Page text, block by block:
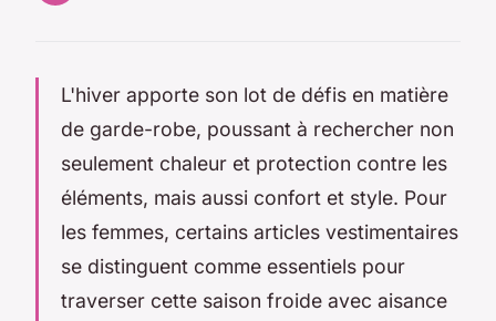
L'hiver apporte son lot de défis en matière
de garde-robe, poussant à rechercher non
seulement chaleur et protection contre les
éléments, mais aussi confort et style. Pour
les femmes, certains articles vestimentaires
se distinguent comme essentiels pour
traverser cette saison froide avec aisance